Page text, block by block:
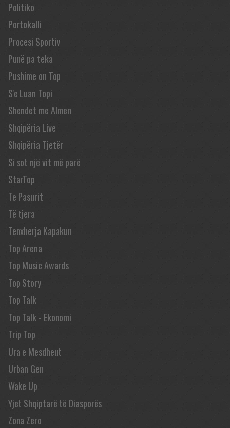
Politiko
Portokalli
Procesi Sportiv
Punë pa teka
Pushime on Top
S'e Luan Topi
Shendet me Almen
Shqipëria Live
Shqipëria Tjetër
Si sot një vit më parë
StarTop
Te Pasurit
Të tjera
Tenxherja Kapakun
Top Arena
Top Music Awards
Top Story
Top Talk
Top Talk - Ekonomi
Trip Top
Ura e Mesdheut
Urban Gen
Wake Up
Yjet Shqiptarë të Diasporës
Zona Zero